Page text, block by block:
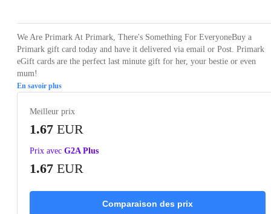
We Are Primark At Primark, There's Something For EveryoneBuy a
Primark gift card today and have it delivered via email or Post. Primark
eGift cards are the perfect last minute gift for her, your bestie or even
mum!
En savoir plus
Meilleur prix
1.67 EUR
Prix avec G2A Plus
1.67 EUR
Comparaison des prix